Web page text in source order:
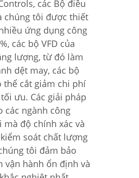
các Bộ điều
chúng tôi được thiết
ứng dụng công
các bộ VFD của
lượng, từ đó làm
dệt may, các bộ
thể cắt giảm chi phí
ưu. Các giải pháp
các ngành công
độ chính xác và
soát chất lượng
tôi đảm bảo
vận hành ổn định và